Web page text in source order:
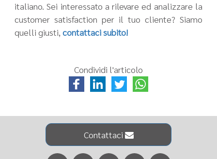
italiano. Sei interessato a rilevare ed analizzare la
customer satisfaction per il tuo cliente? Siamo
quelli giusti, contattaci subito!
Condividi l'articolo
Contattaci